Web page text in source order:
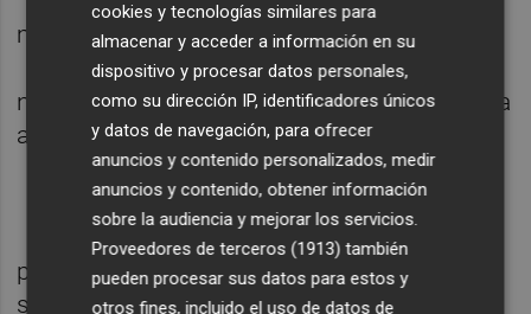
mayor bagaje ofensivo y defensivo
nos falta es afigura de ese pivote , de juntar a
al agente, de chocar, morder, la mala ostia
pero lo que tenemos es lo que hay tica
seguir
cookies y tecnologías similares para
almacenar y acceder a información en su
dispositivo y procesar datos personales,
como su dirección IP, identificadores únicos
y datos de navegación, para ofrecer
anuncios y contenido personalizados, medir
anuncios y contenido, obtener información
sobre la audiencia y mejorar los servicios.
Proveedores de terceros (1913) también
pueden procesar sus datos para estos y
otros fines, incluido el uso de datos de